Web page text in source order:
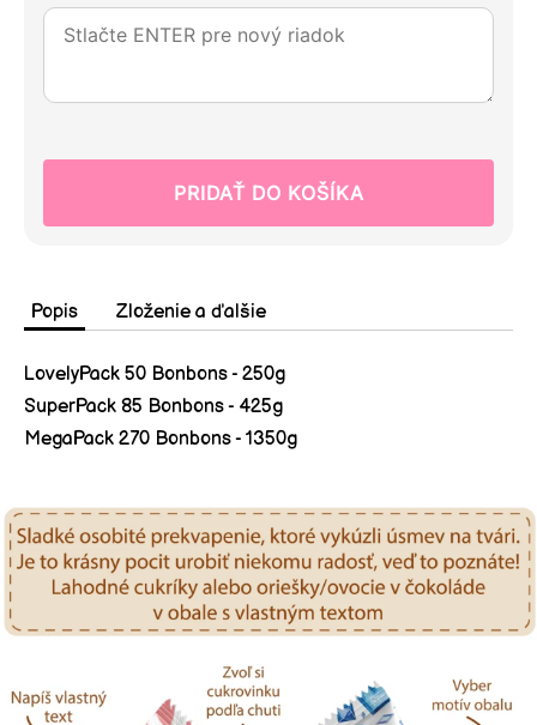
Popis Zloženie a ďalšie
LovelyPack 50 Bonbons - 250g
SuperPack 85 Bonbons - 425g
MegaPack 270 Bonbons - 1350g